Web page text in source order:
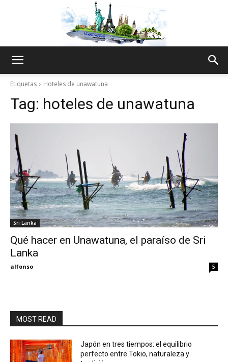
My
Etiquetas Hoteles de unawatuna
Tag: hoteles de unawatuna
Sri Lanka
Qué hacer en Unawatuna, el paraíso de Sri
Lanka
alfonso 5
MOST READ
Japón en tres tiempos: el equilibrio
perfecto entre Tokio, naturaleza y